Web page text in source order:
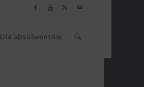
Dla absolwentów